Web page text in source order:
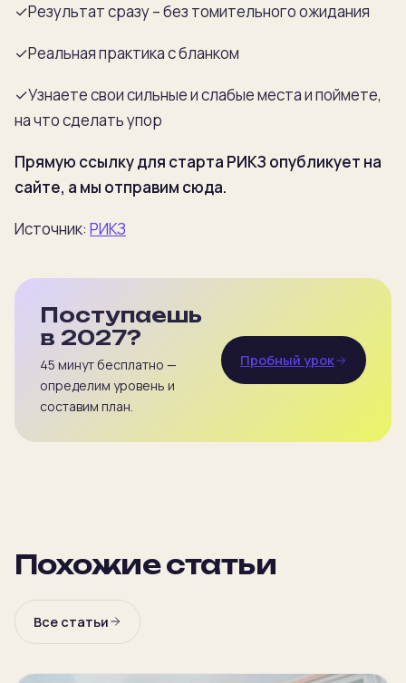
✓Результат сразу – без томительного ожидания
✓Реальная практика с бланком
✓Узнаете свои сильные и слабые места и поймете,
на что сделать упор
Прямую ссылку для старта РИКЗ опубликует на
сайте, а мы отправим сюда.
Источник: РИКЗ
Поступаешь
в 2027?
45 минут бесплатно —
определим уровень и
составим план.
Пробный урок
Похожие статьи
Все статьи